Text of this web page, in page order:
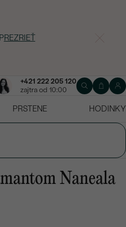
REZRIEŤ
+421 222 205 120
zajtra od 10:00
PRSTENE HODINKY
Naneala